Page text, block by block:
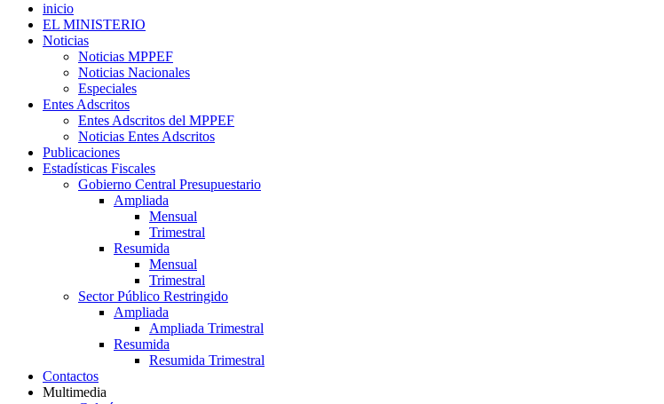
inicio
EL MINISTERIO
Noticias
Noticias MPPEF
Noticias Nacionales
Especiales
Entes Adscritos
Entes Adscritos del MPPEF
Noticias Entes Adscritos
Publicaciones
Estadísticas Fiscales
Gobierno Central Presupuestario
Ampliada
Mensual
Trimestral
Resumida
Mensual
Trimestral
Sector Público Restringido
Ampliada
Ampliada Trimestral
Resumida
Resumida Trimestral
Contactos
Multimedia